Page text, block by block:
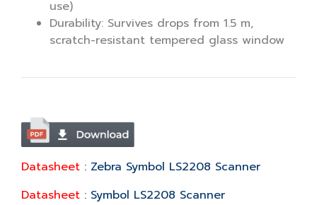
use)
Durability: Survives drops from 1.5 m,
scratch-resistant tempered glass window
Datasheet : Zebra Symbol LS2208 Scanner
Datasheet : Symbol LS2208 Scanner